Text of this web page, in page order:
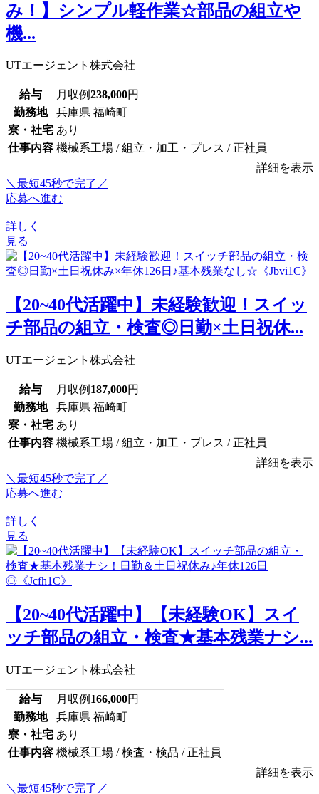
み！】シンプル軽作業☆部品の組立や
機...
UTエージェント株式会社
給与 月収例238,000円
勤務地
兵庫県 福崎町
寮・社宅 あり
仕事内容 機械系工場 / 組立・加工・プレス / 正社員
詳細を表示
＼最短45秒で完了／
応募へ進む
詳しく
見る
【20~40代活躍中】未経験歓迎！スイッ
チ部品の組立・検査◎日勤×土日祝休...
UTエージェント株式会社
給与 月収例 187,000円
勤務地
兵庫県 福崎町
寮・社宅 あり
仕事内容 機械系工場 / 組立・加工・プレス / 正社員
詳細を表示
＼最短45秒で完了／
応募へ進む
詳しく
見る
【20~40代活躍中】【未経験OK】スイ
ッチ部品の組立・検査★基本残業ナシ...
UTエージェント株式会社
給与 月収例 166,000円
勤務地
兵庫県 福崎町
寮・社宅 あり
仕事内容 機械系工場 / 検査・検品 / 正社員
詳細を表示
＼最短45秒で完了／